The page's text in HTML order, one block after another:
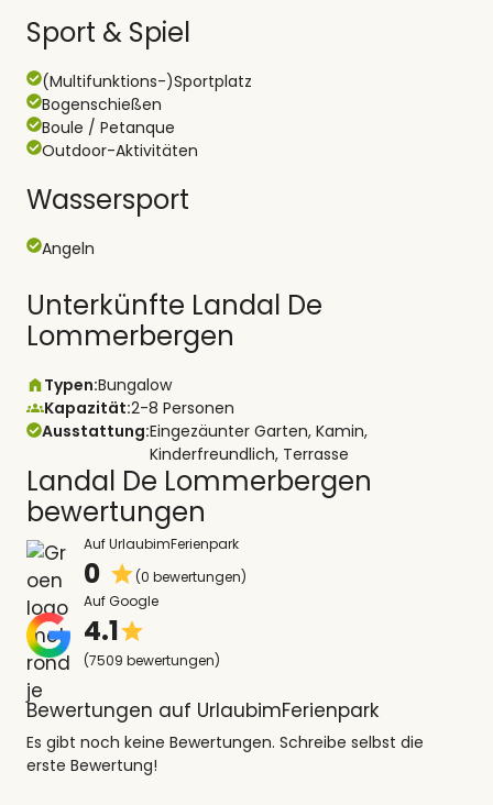
Sport & Spiel
(Multifunktions-)Sportplatz
Bogenschießen
Boule / Petanque
Outdoor-Aktivitäten
Wassersport
Angeln
Unterkünfte Landal De
Lommerbergen
Typen:Bungalow
Kapazität:2-8 Personen
Ausstattung:Eingezäunter Garten, Kamin,
Kinderfreundlich, Terrasse
Landal De Lommerbergen
bewertungen
Auf UrlaubimFerienpark
0
(0 bewertungen)
Auf Google
4.1
(7509 bewertungen)
Bewertungen auf UrlaubimFerienpark
Es gibt noch keine Bewertungen. Schreibe selbst die
erste Bewertung!